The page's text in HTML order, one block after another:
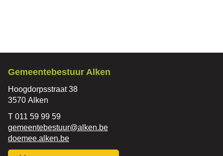
Contact
Gemeentebestuur Alken
Adres
Hoogdorpsstraat 38
,3570 Alken
Tel.011 59 99 59
E-
mail
gemeentebestuur@alken.be
Website
doemee.alken.be